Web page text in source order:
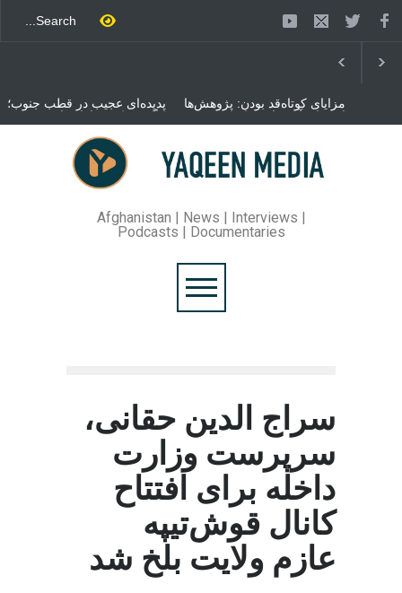
پدیده‌ای عجیب در قطب جنوب؛
پنگوئنی که هزاران بار در روز
می‌خوابد
مزایای کوتاه‌قد بودن: پژوهش‌ها
از فواید آن برای سلامتی
می‌گویند
محمدباقر قالیباف، رئیس
مجلس ایران، با انتقاد تند از
سیاست‌های دونالد ترمپ اعلام
کرد که واشنگتن تلاش دارد با
روند گفتگوها را از مسیر
مذاکره به سمت تسلیم سوق
دهد.
Afghanistan | News | Interviews |
Podcasts | Documentaries
سراج الدین حقانی،
سرپرست وزارت
داخله برای افتتاح
کانال قوش‌تیپه
عازم ولایت بلخ شد